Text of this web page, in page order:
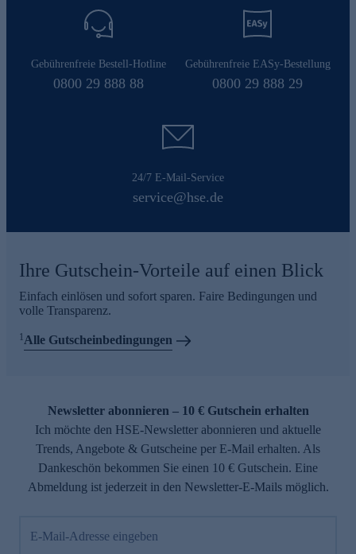
Gebührenfreie Bestell-Hotline
0800 29 888 88
Gebührenfreie EASy-Bestellung
0800 29 888 29
24/7 E-Mail-Service
service@hse.de
Ihre Gutschein-Vorteile auf einen Blick
Einfach einlösen und sofort sparen. Faire Bedingungen und
volle Transparenz.
1Alle Gutscheinbedingungen
Newsletter abonnieren – 10 € Gutschein erhalten
Ich möchte den HSE-Newsletter abonnieren und aktuelle
Trends, Angebote & Gutscheine per E-Mail erhalten. Als
Dankeschön bekommen Sie einen 10 € Gutschein. Eine
Abmeldung ist jederzeit in den Newsletter-E-Mails möglich.
E-Mail-Adresse eingeben